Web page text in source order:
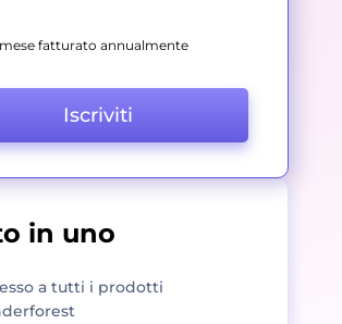
fatturato annualmente
Iscriviti
in uno
a tutti i prodotti